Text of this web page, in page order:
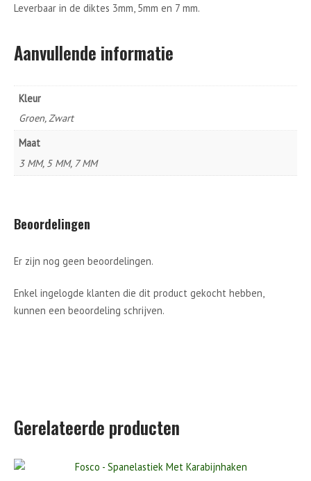
Leverbaar in de diktes 3mm, 5mm en 7 mm.
Aanvullende informatie
Kleur
Groen, Zwart
Maat
3 MM, 5 MM, 7 MM
Beoordelingen
Er zijn nog geen beoordelingen.
Enkel ingelogde klanten die dit product gekocht hebben,
kunnen een beoordeling schrijven.
Gerelateerde producten